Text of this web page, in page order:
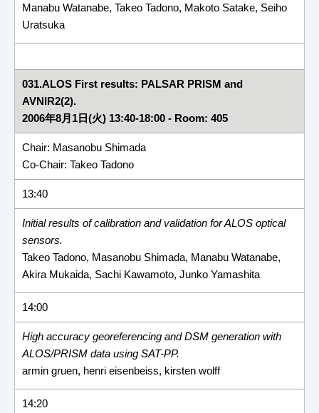
Manabu Watanabe, Takeo Tadono, Makoto Satake, Seiho
Uratsuka
031.ALOS First results: PALSAR PRISM and
AVNIR2(2).
2006年8月1日(火) 13:40-18:00 - Room: 405
Chair: Masanobu Shimada
Co-Chair: Takeo Tadono
13:40
Initial results of calibration and validation for ALOS optical
sensors.
Takeo Tadono, Masanobu Shimada, Manabu Watanabe,
Akira Mukaida, Sachi Kawamoto, Junko Yamashita
14:00
High accuracy georeferencing and DSM generation with
ALOS/PRISM data using SAT-PP.
armin gruen, henri eisenbeiss, kirsten wolff
14:20